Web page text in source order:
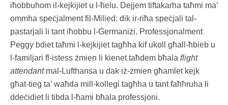
iħobbuhom il-kejkijiet u l-ħelu. Dejjem tiftakarha taħmi ma’
ommha speċjalment fil-Milied: dik ir-riħa speċjali tal-
pastarjali li tant iħobbu l-Ġermaniżi. Professjonalment
Peggy bdiet taħmi l-kejkijiet tagħha kif ukoll għall-ħbieb u
l-familjari fl-istess żmien li kienet taħdem bħala flight
attendantmal-Lufthansa u dak iż-żmien għamlet kejk
għat-tieġ ta’ waħda mill-kollegi tagħha u tant faħħruha li
ddeċidiet li tibda l-ħami bħala professjoni.